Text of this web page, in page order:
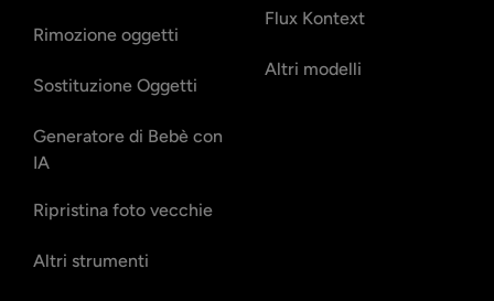
Rimozione oggetti
Sostituzione Oggetti
Generatore di Bebè con
IA
Ripristina foto vecchie
Altri strumenti
Flux Kontext
Altri modelli